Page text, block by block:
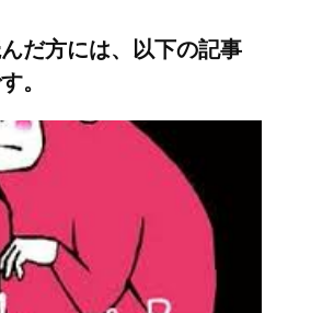
だ方には、以下の記事
。